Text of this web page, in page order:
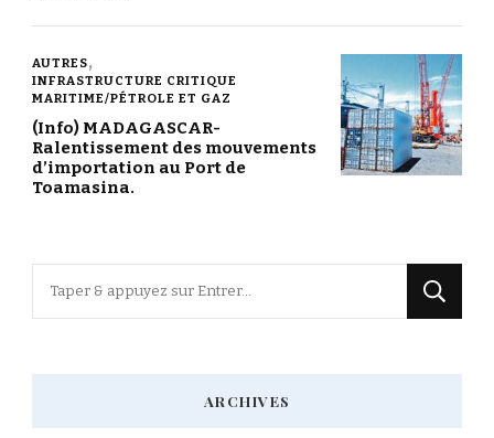
AUTRES
INFRASTRUCTURE CRITIQUE
MARITIME/PÉTROLE ET GAZ
(Info) MADAGASCAR-
Ralentissement des mouvements
d’importation au Port de
Toamasina.
ARCHIVES